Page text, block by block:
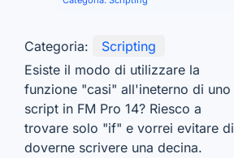
Categoria:
Scripting
Esiste il modo di utilizzare la
funzione "casi" all'ineterno di uno
script in FM Pro 14? Riesco a
trovare solo "if" e vorrei evitare di
doverne scrivere una decina.